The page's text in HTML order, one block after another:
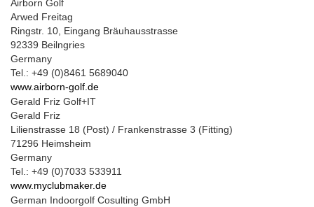
Airborn Golf
Arwed Freitag
Ringstr. 10, Eingang Bräuhausstrasse
92339 Beilngries
Germany
Tel.: +49 (0)8461 5689040
www.airborn-golf.de
Gerald Friz Golf+IT
Gerald Friz
Lilienstrasse 18 (Post) / Frankenstrasse 3 (Fitting)
71296 Heimsheim
Germany
Tel.: +49 (0)7033 533911
www.myclubmaker.de
German Indoorgolf Cosulting GmbH